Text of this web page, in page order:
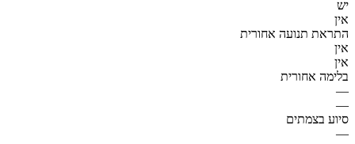
יש
אין
התראת תנועה אחורית
אין
אין
בלימה אחורית
—
—
סיוע בצמתים
—